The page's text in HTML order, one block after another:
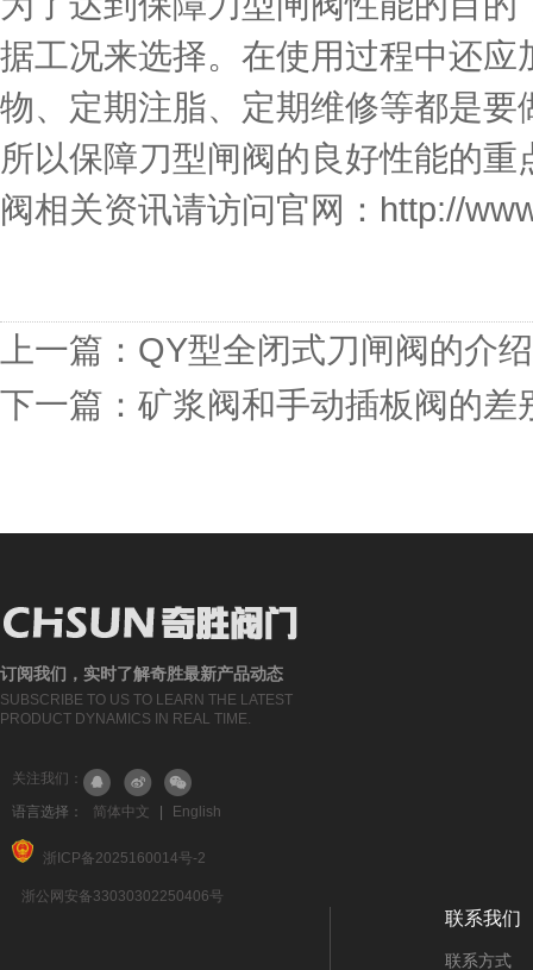
据工况来选择。在使用过程中还
物、定期注脂、定期维修等都是
所以保障刀型闸阀的良好性能的
阀相关资讯请访问官网：http://
上一篇： QY型全闭式刀闸阀的介绍
下一篇： 矿浆阀和手动插板阀的差
订阅我们，实时了解奇胜最新产品动态
SUBSCRIBE TO US TO LEARN THE LATEST
PRODUCT DYNAMICS IN REAL TIME.
关注我们：
语言选择：
简体中文 English
浙ICP备2025160014号-2
浙公网安备33030302250406号
联系我们
联系方式